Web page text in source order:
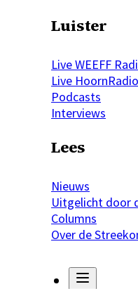
Luister
Live WEEFF
Live HoornRadio
Podcasts
Interviews
Lees
Nieuws
Uitgelicht door
Columns
Over de